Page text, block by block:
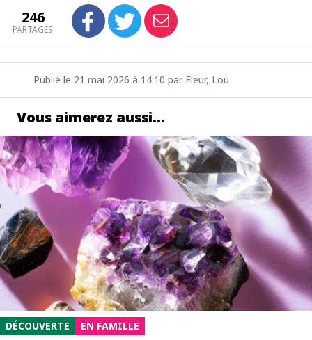
246
PARTAGES
Publié le 21 mai 2026 à 14:10 par Fleur, Lou
Vous aimerez aussi…
DÉCOUVERTE EN FAMILLE